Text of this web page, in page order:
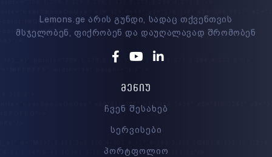
Lemons.ge არის გუნდი, სადაც თქვენთვის
მსჯელობენ, ფიქრობენ და დაუღალავად შრომობენ
ᲛᲔᲜᲘᲣ
ჩვენ შესახებ
სერვისები
პორტფოლიო